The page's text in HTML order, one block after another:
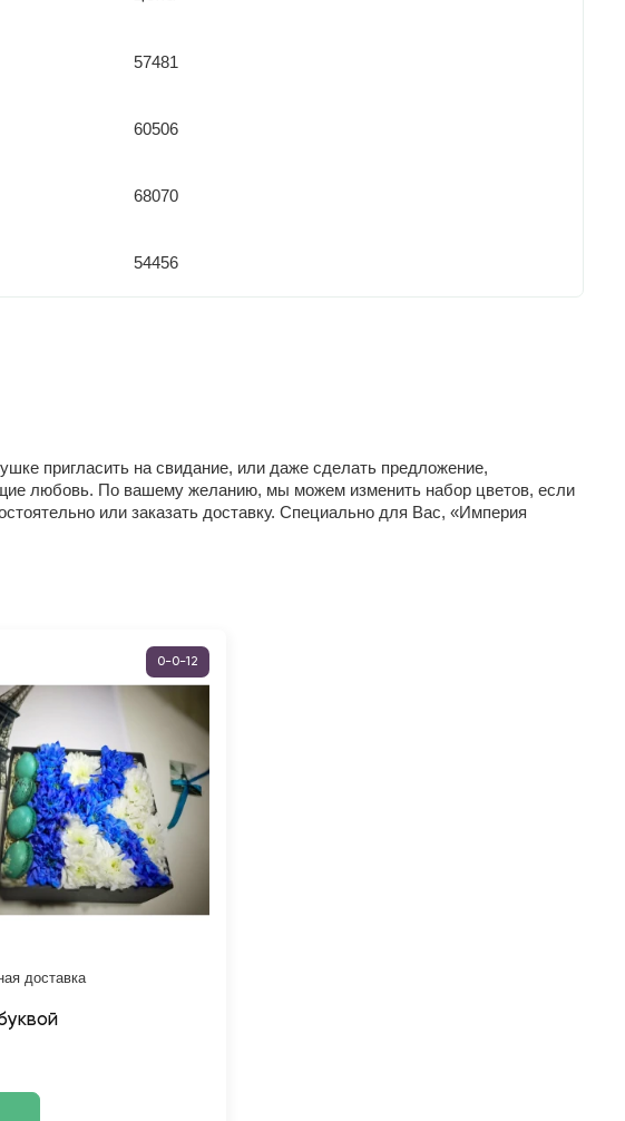
57481
60506
68070
54456
пригласить на свидание, или даже сделать предложение,
любовь. По вашему желанию, мы можем изменить набор цветов, если
или заказать доставку. Специально для Вас, «Империя
0-0-12
доставка